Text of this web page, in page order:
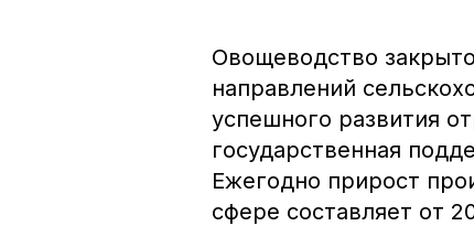
Овощеводство
направлений
успешного развития
государственная
Ежегодно прирост
сфере составляет от